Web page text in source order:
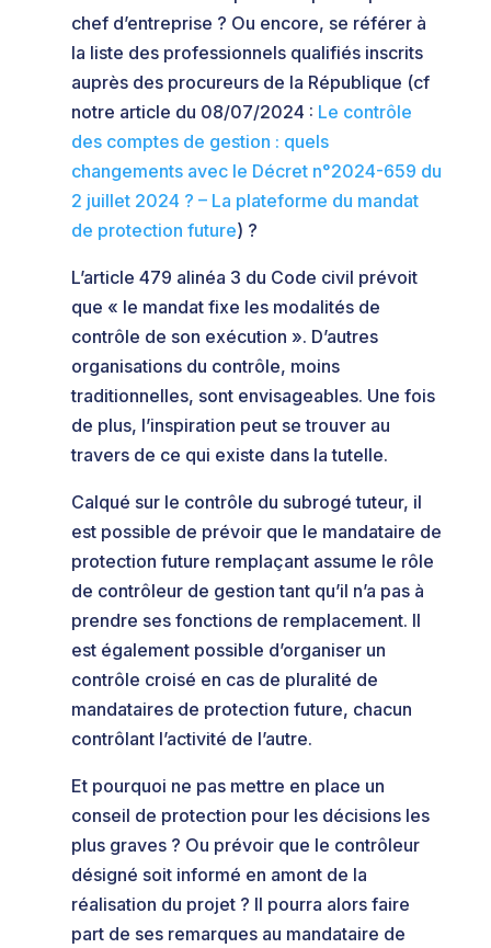
chef d’entreprise ? Ou encore, se référer à
la liste des professionnels qualifiés inscrits
auprès des procureurs de la République (cf
notre article du 08/07/2024 : Le contrôle
des comptes de gestion : quels
changements avec le Décret n°2024-659 du
2 juillet 2024 ? – La plateforme du mandat
de protection future) ?
L’article 479 alinéa 3 du Code civil prévoit
que « le mandat fixe les modalités de
contrôle de son exécution ». D’autres
organisations du contrôle, moins
traditionnelles, sont envisageables. Une fois
de plus, l’inspiration peut se trouver au
travers de ce qui existe dans la tutelle.
Calqué sur le contrôle du subrogé tuteur, il
est possible de prévoir que le mandataire de
protection future remplaçant assume le rôle
de contrôleur de gestion tant qu’il n’a pas à
prendre ses fonctions de remplacement. Il
est également possible d’organiser un
contrôle croisé en cas de pluralité de
mandataires de protection future, chacun
contrôlant l’activité de l’autre.
Et pourquoi ne pas mettre en place un
conseil de protection pour les décisions les
plus graves ? Ou prévoir que le contrôleur
désigné soit informé en amont de la
réalisation du projet ? Il pourra alors faire
part de ses remarques au mandataire de